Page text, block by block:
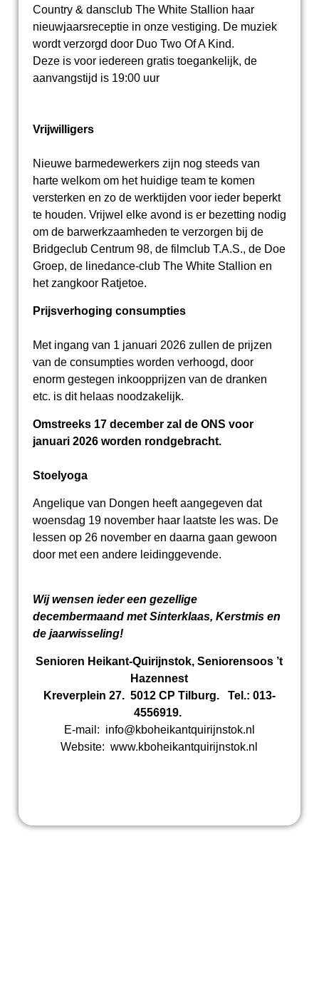
Country & dansclub The White Stallion haar
nieuwjaarsreceptie in onze vestiging. De muziek
wordt verzorgd door Duo Two Of A Kind.
Deze is voor iedereen gratis toegankelijk, de
aanvangstijd is 19:00 uur
Vrijwilligers
Nieuwe barmedewerkers zijn nog steeds van
harte welkom om het huidige team te komen
versterken en zo de werktijden voor ieder beperkt
te houden. Vrijwel elke avond is er bezetting nodig
om de barwerkzaamheden te verzorgen bij de
Bridgeclub Centrum 98, de filmclub T.A.S., de Doe
Groep, de linedance-club The White Stallion en
het zangkoor Ratjetoe.
Prijsverhoging consumpties
Met ingang van 1 januari 2026 zullen de prijzen
van de consumpties worden verhoogd, door
enorm gestegen inkoopprijzen van de dranken
etc. is dit helaas noodzakelijk.
Omstreeks 17 december zal de ONS voor
januari 2026 worden rondgebracht.
Stoelyoga
Angelique van Dongen heeft aangegeven dat
woensdag 19 november haar laatste les was. De
lessen op 26 november en daarna gaan gewoon
door met een andere leidinggevende.
Wij wensen ieder een gezellige
decembermaand met Sinterklaas, Kerstmis en
de jaarwisseling!
Senioren Heikant-Quirijnstok, Seniorensoos ’t
Hazennest
Kreverplein 27. 5012 CP Tilburg. Tel.: 013-
4556919.
E-mail: info@kboheikantquirijnstok.nl
Website: www.kboheikantquirijnstok.nl